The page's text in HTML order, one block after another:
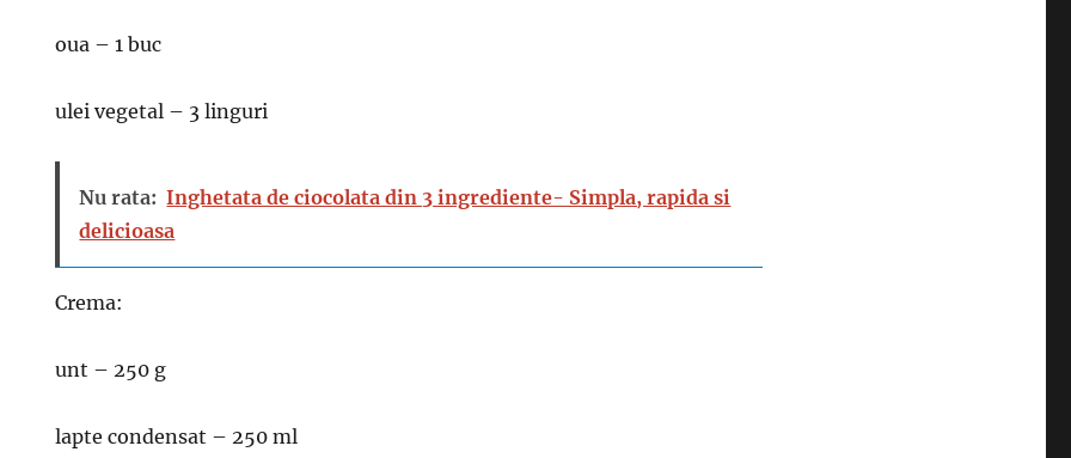
oua – 1 buc
ulei vegetal – 3 linguri
Nu rata: Inghetata de ciocolata din 3 ingrediente- Simpla, rapida si
delicioasa
Crema:
unt – 250 g
lapte condensat – 250 ml